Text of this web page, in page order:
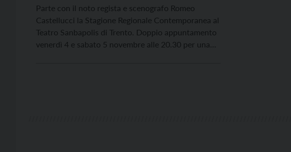
Parte con il noto regista e scenografo Romeo
Castellucci la Stagione Regionale Contemporanea al
Teatro Sanbapolis di Trento. Doppio appuntamento
venerdì 4 e sabato 5 novembre alle 20.30 per una